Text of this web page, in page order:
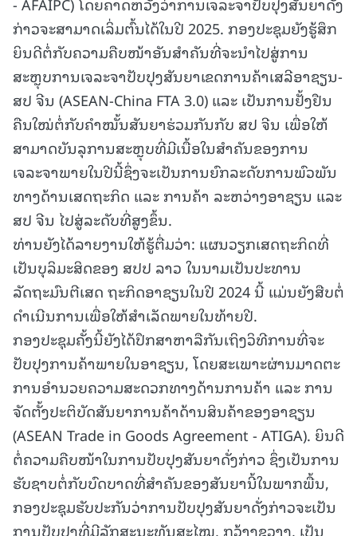
ກ່າວຈະສາມາດເລິ່ມຕົ້ນໄດ້ໃນປີ 2025. ກອງປະຊຸມຍັງຮູ້ສຶກ
ຍິນດີຕໍ່ກັບຄວາມຄືບໜ້າອັນສຳຄັນທີ່ຈະນຳໄປສູ່ການ
ສະຫຼຸບການເຈລະຈາປັບປຸງສັນຍາເຂດການຄ້າເສລີອາຊຽນ-
ສປ ຈີນ (ASEAN-China FTA 3.0) ແລະ ເປັນການຢັ້ງຢືນ
ຄືນໃໝ່ຕໍ່ກັບຄຳໝັ້ນສັນຍາຮ່ວມກັນກັບ ສປ ຈີນ ເພື່ອໃຫ້
ສາມາດບັນລຸການສະຫຼຸບທີ່ມີເນື້ອໃນສຳຄັນຂອງການ
ເຈລະຈາພາຍໃນປີນີ້ຊຶ່ງຈະເປັນການຍົກລະດັບການພົວພັນ
ທາງດ້ານເສດຖະກິດ ແລະ ການຄ້າ ລະຫວ່າງອາຊຽນ ແລະ
ສປ ຈີນ ໄປສູ່ລະດັບທີ່ສູງຂຶ້ນ.
ທ່ານຍັງໄດ້ລາຍງານໃຫ້ຮູ້ຕື່ມວ່າ: ແຜນວຽກເສດຖະກິດທີ່
ເປັນບຸລິມະສິດຂອງ ສປປ ລາວ ໃນນາມເປັນປະທານ
ລັດຖະມົນຕີເສດ ຖະກິດອາຊຽນໃນປີ 2024 ນີ້ ແມ່ນຍັງສືບຕໍ່
ດຳເນີນການເພື່ອໃຫ້ສຳເລັດພາຍໃນທ້າຍປີ.
ກອງປະຊຸມຄັ້ງນີ້ຍັງໄດ້ປຶກສາຫາລືກັນເຖິງວິທີການທີ່ຈະ
ປັບປຸງການຄ້າພາຍໃນອາຊຽນ, ໂດຍສະເພາະຜ່ານມາດຕະ
ການອຳນວຍຄວາມສະດວກທາງດ້ານການຄ້າ ແລະ ການ
ຈັດຕັ້ງປະຕິບັດສັນຍາການຄ້າດ້ານສິນຄ້າຂອງອາຊຽນ
(ASEAN Trade in Goods Agreement - ATIGA). ຍິນດີ
ຕໍ່ຄວາມຄືບໜ້າໃນການປັບປຸງສັນຍາດັ່ງກ່າວ ຊຶ່ງເປັນການ
ຮັບຊາບຕໍ່ກັບບົດບາດທີ່ສຳຄັນຂອງສັນຍານີ້ໃນພາກພື້ນ,
ກອງປະຊຸມຮັບປະກັນວ່າການປັບປຸງສັນຍາດັ່ງກ່າວຈະເປັນ
ການປັບປຸງທີ່ມີລັກສະນະທັນສະໄໝ, ກວ້າງຂວາງ, ເປັນ